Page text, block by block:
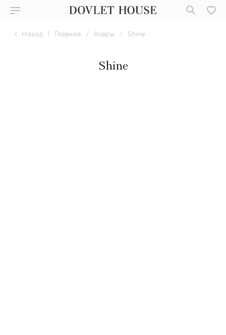
Назад | Главная / Ковры / Shine
Shine